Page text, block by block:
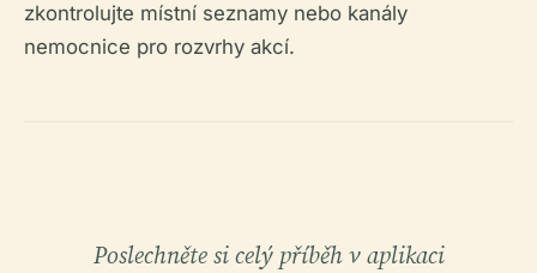
zkontrolujte místní seznamy nebo kanály
nemocnice pro rozvrhy akcí.
Poslechněte si celý příběh v aplikaci